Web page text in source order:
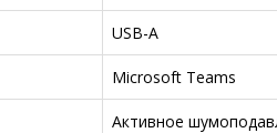
USB-A
Microsoft Teams
Активное